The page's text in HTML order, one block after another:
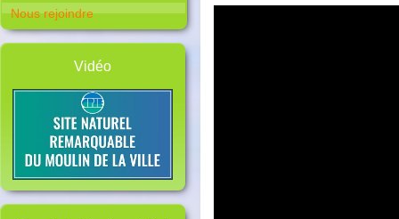
Nous rejoindre
Vidéo